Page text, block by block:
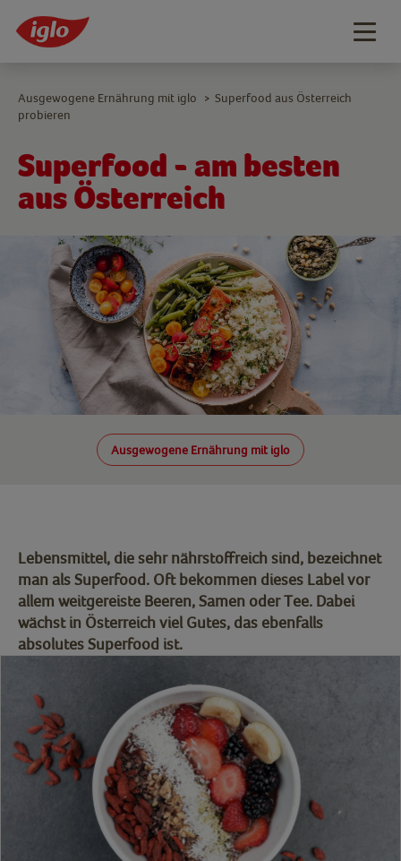
Superfood - am besten
aus Österreich
Ausgewogene Ernährung mit iglo
Ausgewogene Ernährung mit iglo > Superfood aus Österreich
probieren
Lebensmittel, die sehr nährstoffreich sind, bezeichnet
man als Superfood. Oft bekommen dieses Label vor
allem weitgereiste Beeren, Samen oder Tee. Dabei
wächst in Österreich viel Gutes, das ebenfalls
absolutes Superfood ist.